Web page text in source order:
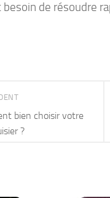
de résoudre
bien choisir votre
?